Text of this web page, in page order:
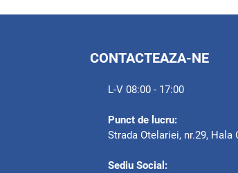
CONTACTEAZA-NE
L-V 08:00 - 17:00
Punct de lucru:
Strada Otelariei, nr.29, Hala
Sediu Social: